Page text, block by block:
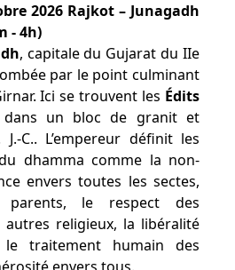
2026 Rajkot – Junagadh
- 4h)
, capitale du Gujarat du IIe
par le point culminant
Ici se trouvent les Édits
dans un bloc de granit et
C.. L’empereur définit les
dhamma comme la non-
envers toutes les sectes,
parents, le respect des
religieux, la libéralité
traitement humain des